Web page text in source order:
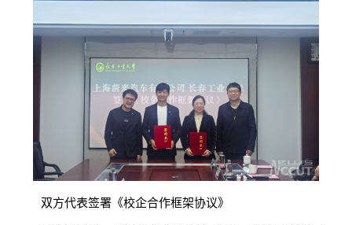
双方代表签署《校企合作框架协议》